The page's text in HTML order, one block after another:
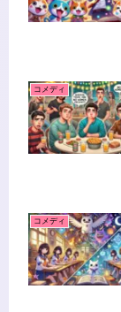
コメディ
コメディ